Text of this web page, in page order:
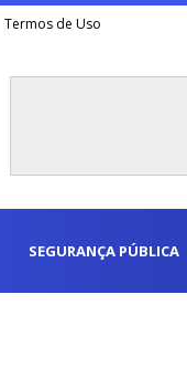
Termos de Uso
SEGURANÇA PÚBLICA